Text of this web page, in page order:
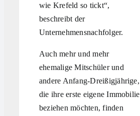
wie Krefeld so tickt“,
beschreibt der
Unternehmensnachfolger.
Auch mehr und mehr
ehemalige Mitschüler und
andere Anfang-Dreißigjährige,
die ihre erste eigene Immobilie
beziehen möchten, finden